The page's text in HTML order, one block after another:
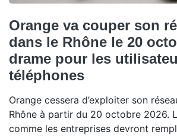
Orange va couper son
dans le Rhône le 20
drame pour les
téléphones
Orange cessera d’exploiter son
Rhône à partir du 20 octobre 2026.
comme les entreprises devront